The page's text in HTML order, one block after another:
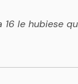
le hubiese